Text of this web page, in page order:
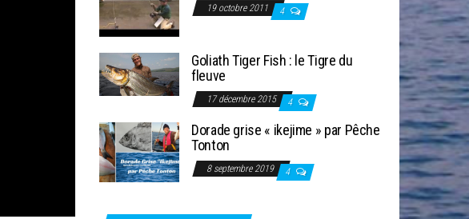
19 octobre 2011 4
Goliath Tiger Fish : le Tigre du
fleuve
17 décembre 2015 4
Dorade grise « ikejime » par Pêche
Tonton
8 septembre 2019 4